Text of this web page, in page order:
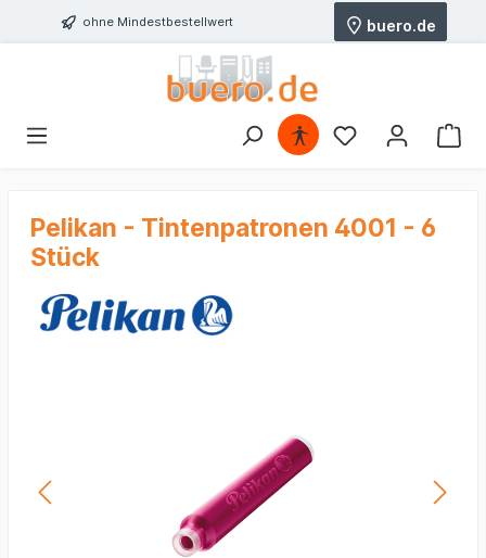
ohne Mindestbestellwert buero.de
Pelikan - Tintenpatronen 4001 - 6
Stück